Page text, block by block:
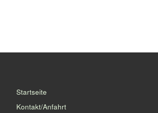
Startseite
Kontakt/Anfahrt